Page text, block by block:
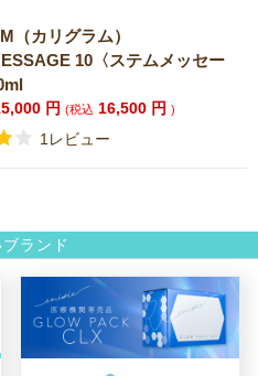
（カリグラム）
10〈ステムメッセー
円(税込 16,500 円)
1レビュー
ランド